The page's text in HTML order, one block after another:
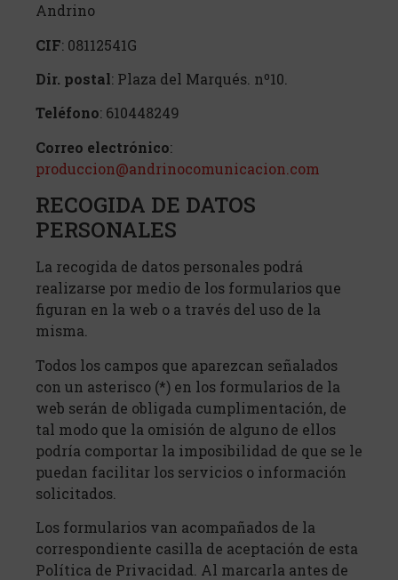
Andrino
CIF: 08112541G
Dir. postal: Plaza del Marqués. nº10.
Teléfono: 610448249
Correo electrónico:
produccion@andrinocomunicacion.com
RECOGIDA DE DATOS
PERSONALES
La recogida de datos personales podrá
realizarse por medio de los formularios que
figuran en la web o a través del uso de la
misma.
Todos los campos que aparezcan señalados
con un asterisco (*) en los formularios de la
web serán de obligada cumplimentación, de
tal modo que la omisión de alguno de ellos
podría comportar la imposibilidad de que se le
puedan facilitar los servicios o información
solicitados.
Los formularios van acompañados de la
correspondiente casilla de aceptación de esta
Política de Privacidad. Al marcarla antes de